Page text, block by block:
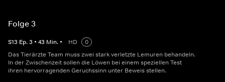
Folge 3
S13 Ep.3 • 43 Min. • HD
0
Das Tierärzte Team muss zwei stark verletzte Lemuren behandeln.
In der Zwischenzeit sollen die Löwen bei einem speziellen Test
ihren hervorragenden Geruchssinn unter Beweis stellen.